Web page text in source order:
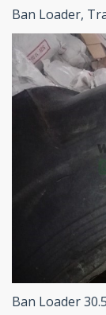
Ban Loader,
Ban Loader